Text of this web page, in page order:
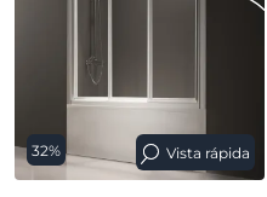
32% Vista rápida